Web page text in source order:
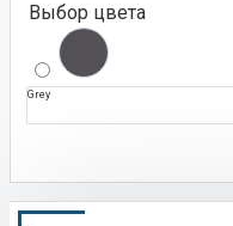
Выбор цвета
Grey